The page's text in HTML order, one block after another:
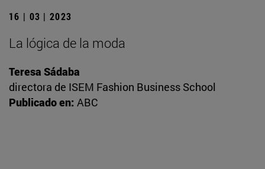
16 | 03 | 2023
La lógica de la moda
Teresa Sádaba
directora de ISEM Fashion Business School
Publicado en: ABC